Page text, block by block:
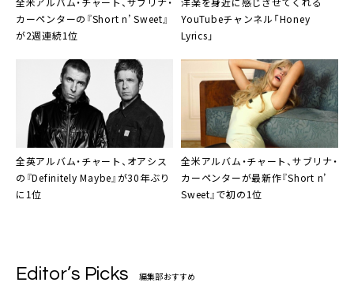
カーペンターの『Short n’ Sweet』
が2週連続1位
YouTubeチャンネル「Honey
Lyrics」
全英アルバム・チャート、オアシス
の『Definitely Maybe』が30年ぶり
に1位
全米アルバム・チャート、サブリナ・
カーペンターが最新作『Short n’
Sweet』で初の1位
Editor’s Picks 編集部おすすめ